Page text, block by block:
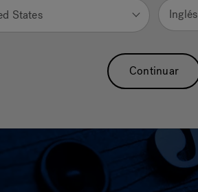
States Inglés
Continuar